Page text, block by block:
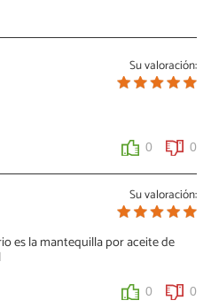
Su valoración:
0 0
Su valoración:
es la mantequilla por aceite de
0 0